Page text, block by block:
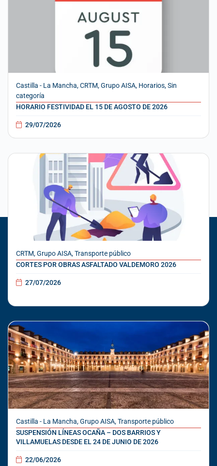
Castilla - La Mancha,CRTM,Grupo AISA, Horarios,Sin
categoría
HORARIO FESTIVIDAD EL 15 DE AGOSTO DE 2026
29/07/2026
CRTM,Grupo AISA,Transporte público
CORTES POR OBRAS ASFALTADO VALDEMORO 2026
27/07/2026
Castilla - La Mancha,Grupo AISA,Transporte público
SUSPENSIÓN LÍNEAS OCAÑA – DOS BARRIOS Y
VILLAMUELAS DESDE EL 24 DE JUNIO DE 2026
22/06/2026